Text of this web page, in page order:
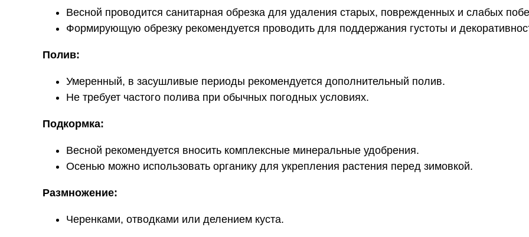
Весной проводится санитарная обрезка для удаления старых, поврежденных и слабых
Формирующую обрезку рекомендуется проводить для поддержания густоты и
Полив:
Умеренный, в засушливые периоды рекомендуется дополнительный полив.
Не требует частого полива при обычных погодных условиях.
Подкормка:
Весной рекомендуется вносить комплексные минеральные удобрения.
Осенью можно использовать органику для укрепления растения перед зимовкой.
Размножение:
Черенками, отводками или делением куста.